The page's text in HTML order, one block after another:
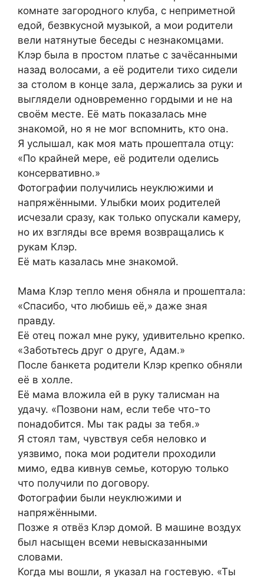
комнате загородного клуба, с неприметной
едой, безвкусной музыкой, а мои родители
вели натянутые беседы с незнакомцами.
Клэр была в простом платье с зачёсанными
назад волосами, а её родители тихо сидели
за столом в конце зала, держались за руки и
выглядели одновременно гордыми и не на
своём месте. Её мать показалась мне
знакомой, но я не мог вспомнить, кто она.
Я услышал, как моя мать прошептала отцу:
«По крайней мере, её родители оделись
консервативно.»
Фотографии получились неуклюжими и
напряжёнными. Улыбки моих родителей
исчезали сразу, как только опускали камеру,
но их взгляды все время возвращались к
рукам Клэр.
Её мать казалась мне знакомой.
Мама Клэр тепло меня обняла и прошептала:
«Спасибо, что любишь её,» даже зная
правду.
Её отец пожал мне руку, удивительно крепко.
«Заботьтесь друг о друге, Адам.»
После банкета родители Клэр крепко обняли
её в холле.
Её мама вложила ей в руку талисман на
удачу. «Позвони нам, если тебе что-то
понадобится. Мы так рады за тебя.»
Я стоял там, чувствуя себя неловко и
уязвимо, пока мои родители проходили
мимо, едва кивнув семье, которую только
что получили по договору.
Фотографии были неуклюжими и
напряжёнными.
Позже я отвёз Клэр домой. В машине воздух
был насыщен всеми невысказанными
словами.
Когда мы вошли, я указал на гостевую. «Ты